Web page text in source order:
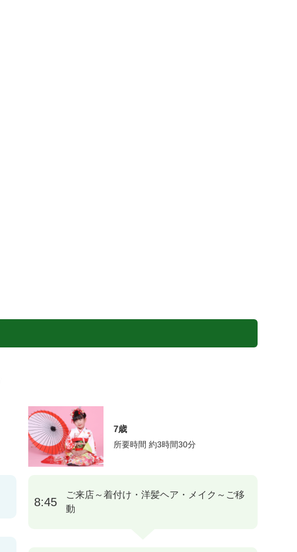
7歳
所要時間 約3時間30分
8:45
ご来店～着付け・洋髪ヘア・メイク～ご移
動